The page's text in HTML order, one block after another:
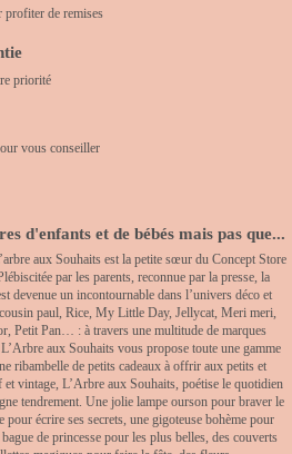
profiter de remises
priorité
vous conseiller
d'enfants et de bébés mais pas que...
aux Souhaits est la petite sœur du Concept Store
par les parents, reconnue par la presse, la
devenue un incontournable dans l’univers déco et
paul, Rice, My Little Day, Jellycat, Meri meri,
Petit Pan… : à travers une multitude de marques
aux Souhaits vous propose toute une gamme
ribambelle de petits cadeaux à offrir aux petits et
vintage, L’Arbre aux Souhaits, poétise le quotidien
tendrement. Une jolie lampe ourson pour braver le
écrire ses secrets, une gigoteuse bohème pour
de princesse pour les plus belles, des couverts